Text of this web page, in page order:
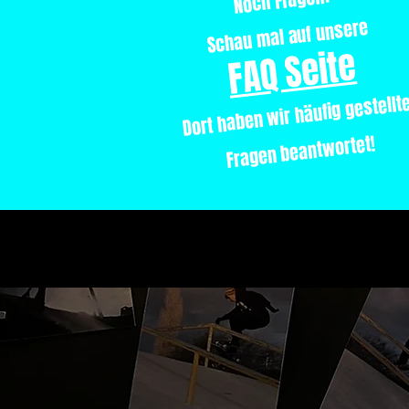
Schau mal auf unsere
FAQ Seite
Dort haben wir häufig
Fragen beantwortet!